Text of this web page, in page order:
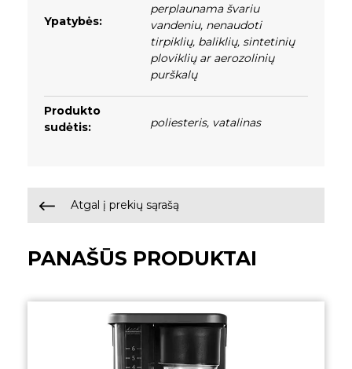
Ypatybės:
perplaunama švariu
vandeniu, nenaudoti
tirpiklių, baliklių, sintetinių
ploviklių ar aerozolinių
purškalų
Produkto
sudėtis:
poliesteris, vatalinas
Atgal į prekių sąrašą
PANAŠŪS PRODUKTAI